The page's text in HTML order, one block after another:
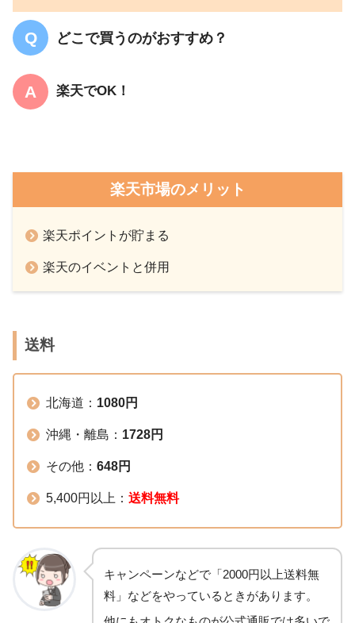
どこで買うのがおすすめ？
楽天でOK！
楽天市場のメリット
楽天ポイントが貯まる
楽天のイベントと併用
送料
北海道： 1080円
沖縄・離島： 1728円
その他： 648円
5,400円以上： 送料無料
キャンペーンなどで「2000円以上送料無
料」などをやっているときがあります。